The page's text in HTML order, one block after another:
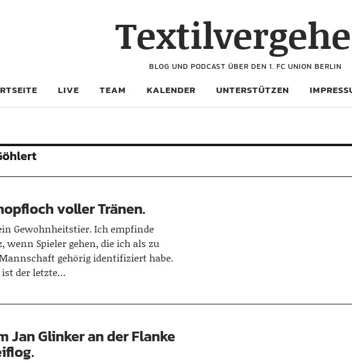
BLOG UND PODCAST ÜBER DEN 1. FC UNION BERLIN
LIVE TEAM KALENDER UNTERSTÜTZEN
voller Tränen.
Gewohnheitstier. Ich empfinde
wenn Spieler gehen, die ich als zu
gehörig identifiziert habe.
ist der letzte…
Jan Glinker an der Flanke